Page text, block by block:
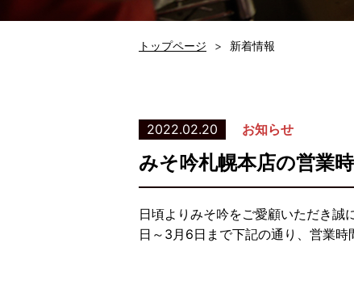
トップページ 新着情報
2022.02.20 お知らせ
みそ吟札幌本店の営業
日頃よりみそ吟をご愛顧いただき誠
日～3月6日まで下記の通り、営業